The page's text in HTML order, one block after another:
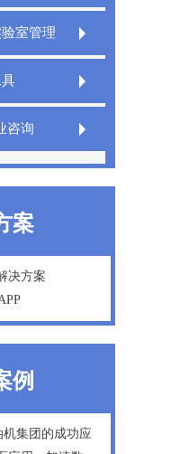
理系统
解决方案
室管理
管理系统
理系统
计之星
防护盾
咨询
一体化方案
案
决方案
例
机集团的成功应